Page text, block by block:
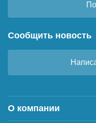
Сообщить новость
О компании